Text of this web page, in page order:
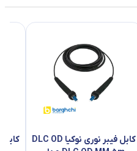
کابل فیبر نوری نوکیا DLC OD